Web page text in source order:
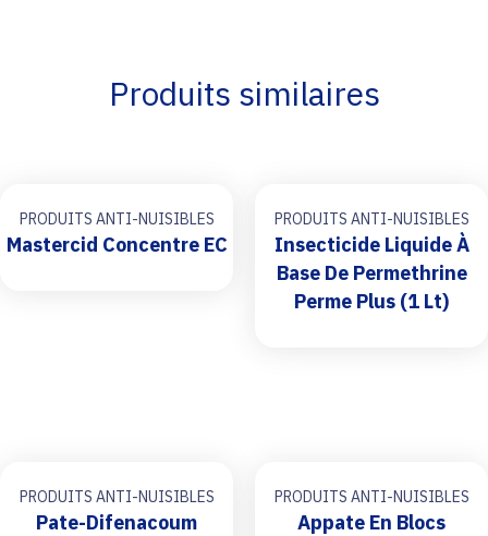
Produits similaires
PRODUITS ANTI-NUISIBLES
Mastercid Concentre EC
PRODUITS ANTI-NUISIBLES
Insecticide Liquide À
Base De Permethrine
Perme Plus (1 Lt)
PRODUITS ANTI-NUISIBLES
Pate-Difenacoum
PRODUITS ANTI-NUISIBLES
Appate En Blocs